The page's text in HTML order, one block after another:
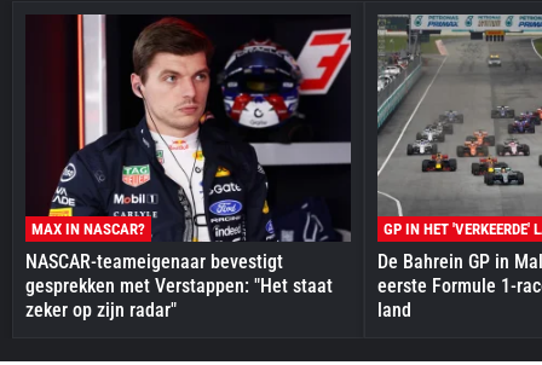
MAX IN NASCAR?
NASCAR-teameigenaar bevestigt
gesprekken met Verstappen: "Het staat
zeker op zijn radar"
GP IN HET 'VERKEERDE'
De Bahrein GP in
eerste Formule 1-
land